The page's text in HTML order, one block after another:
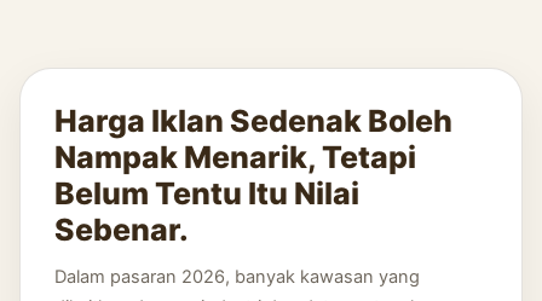
Harga Iklan Sedenak Boleh
Nampak Menarik, Tetapi
Belum Tentu Itu Nilai
Sebenar.
Dalam pasaran 2026, banyak kawasan yang